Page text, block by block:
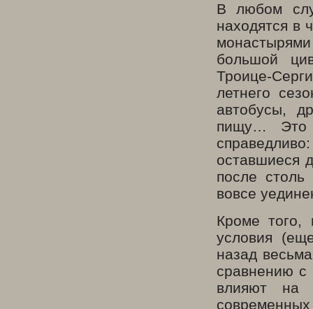
В любом
находятся в
большой
Троице-
летнего
автобусы,
пищу… Это
оставшиеся
после
вовсе
Кроме того,
условия
назад
сравнению с
влияют на